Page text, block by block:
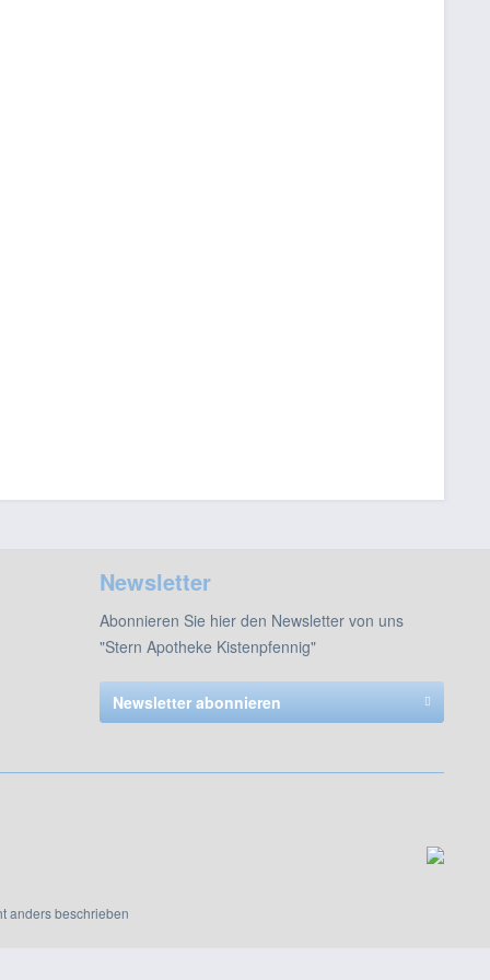
Newsletter
Abonnieren Sie hier den Newsletter von uns
"Stern Apotheke Kistenpfennig"
Newsletter abonnieren
anders beschrieben